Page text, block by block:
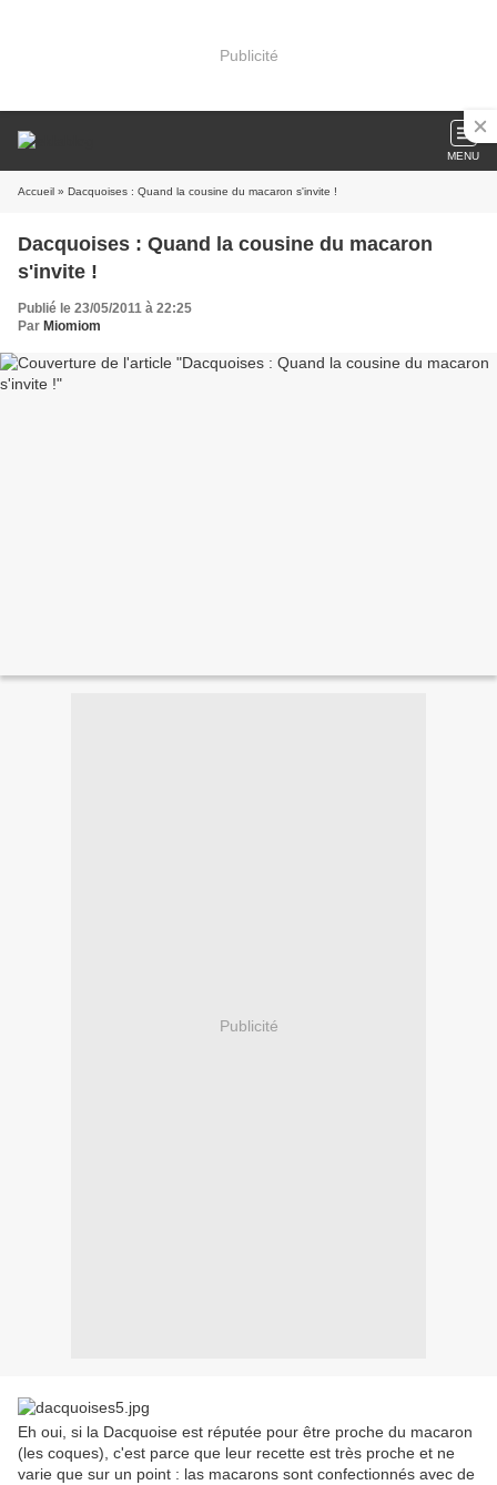
Publicité
MENU
Accueil » Dacquoises : Quand la cousine du macaron s'invite !
Dacquoises : Quand la cousine du macaron
s'invite !
Publié le 23/05/2011 à 22:25
Par Miomiom
Publicité
Eh oui, si la Dacquoise est réputée pour être proche du macaron
(les coques), c'est parce que leur recette est très proche et ne
varie que sur un point : las macarons sont confectionnés avec de